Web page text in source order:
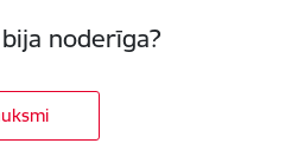
noderīga?